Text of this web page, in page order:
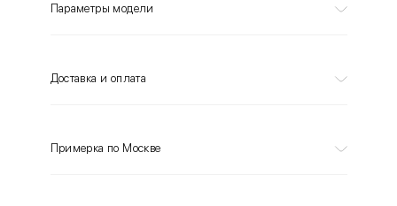
Параметры модели
Доставка и оплата
Примерка по Москве